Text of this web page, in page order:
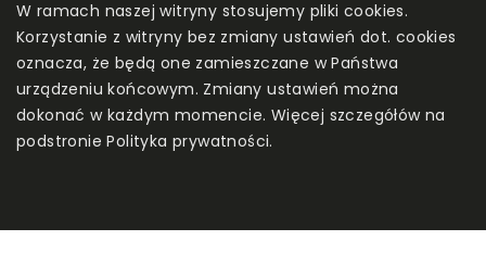
W ramach naszej witryny stosujemy pliki cookies.
Korzystanie z witryny bez zmiany ustawień dot. cookies
oznacza, że będą one zamieszczane w Państwa
urządzeniu końcowym. Zmiany ustawień można
dokonać w każdym momencie. Więcej szczegółów na
podstroniePolityka prywatności.